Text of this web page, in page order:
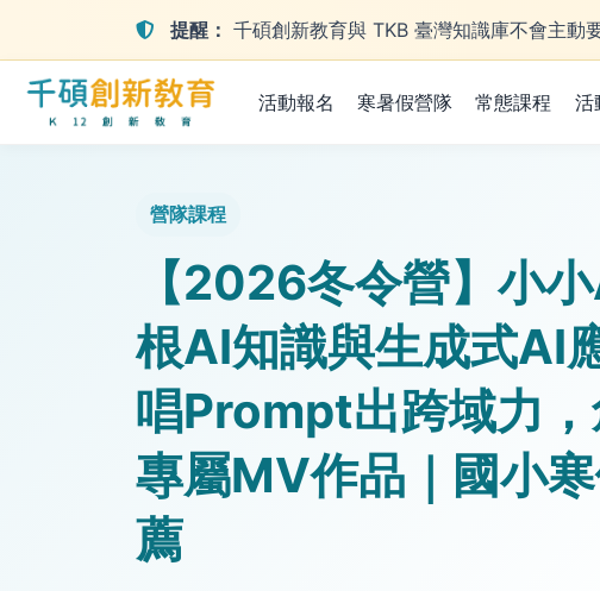
提醒： 千碩創新教育與 TKB 臺灣知識庫不會主動
活動報名 寒暑假營隊 常態課程 活
營隊課程
【2026冬令營】小
根AI知識與生成式AI
唱Prompt出跨域力
專屬MV作品｜國小
薦